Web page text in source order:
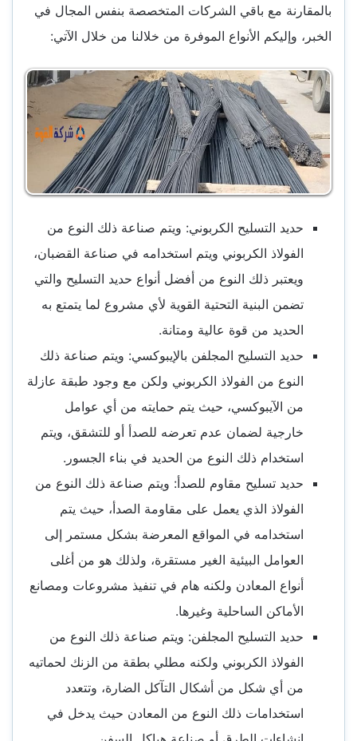
بالمقارنة مع باقي الشركات المتخصصة بنفس المجال في
الخبر، وإليكم الأنواع الموفرة من خلالنا من خلال الآتي:
حديد التسليح الكربوني: ويتم صناعة ذلك النوع من
الفولاذ الكربوني ويتم استخدامه في صناعة القضبان،
ويعتبر ذلك النوع من أفضل أنواع حديد التسليح والتي
تضمن البنية التحتية القوية لأي مشروع لما يتمتع به
الحديد من قوة عالية ومتانة.
حديد التسليح المجلفن بالإيبوكسي: ويتم صناعة ذلك
النوع من الفولاذ الكربوني ولكن مع وجود طبقة عازلة
من الآيبوكسي، حيث يتم حمايته من أي عوامل
خارجية لضمان عدم تعرضه للصدأ أو للتشقق، ويتم
استخدام ذلك النوع من الحديد في بناء الجسور.
حديد تسليح مقاوم للصدأ: ويتم صناعة ذلك النوع من
الفولاذ الذي يعمل على مقاومة الصدأ، حيث يتم
استخدامه في المواقع المعرضة بشكل مستمر إلى
العوامل البيئية الغير مستقرة، ولذلك هو من أغلى
أنواع المعادن ولكنه هام في تنفيذ مشروعات ومصانع
الأماكن الساحلية وغيرها.
حديد التسليح المجلفن: ويتم صناعة ذلك النوع من
الفولاذ الكربوني ولكنه مطلي بطقة من الزنك لحماتيه
من أي شكل من أشكال التآكل الضارة، وتتعدد
استخدامات ذلك النوع من المعادن حيث يدخل في